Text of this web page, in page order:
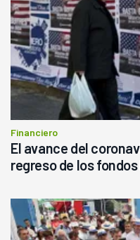
Financiero
El avance del
regreso de los